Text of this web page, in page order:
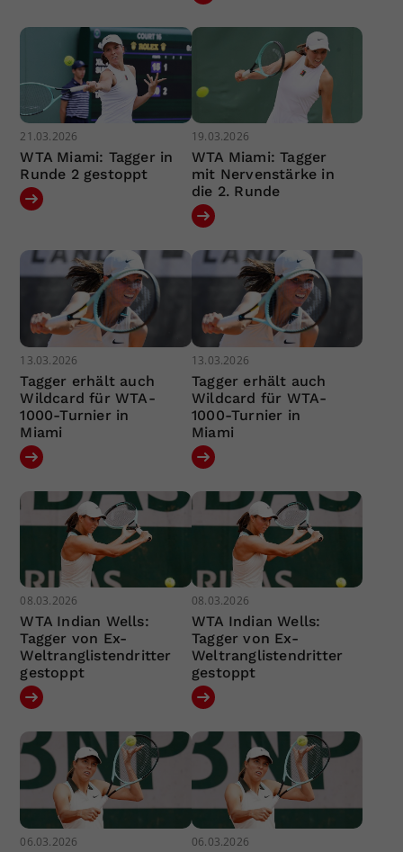
21.03.2026
WTA Miami: Tagger in
Runde 2 gestoppt
19.03.2026
WTA Miami: Tagger
mit Nervenstärke in
die 2. Runde
13.03.2026
Tagger erhält auch
Wildcard für WTA-
1000-Turnier in
Miami
13.03.2026
Tagger erhält auch
Wildcard für WTA-
1000-Turnier in
Miami
08.03.2026
WTA Indian Wells:
Tagger von Ex-
Weltranglistendritter
gestoppt
08.03.2026
WTA Indian Wells:
Tagger von Ex-
Weltranglistendritter
gestoppt
06.03.2026 06.03.2026